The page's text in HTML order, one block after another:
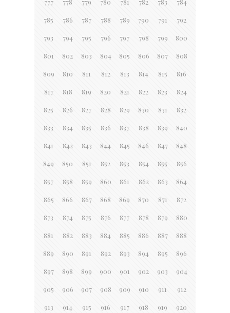
777 778 779 780 781 782 783 784
785 786 787 788 789 790 791 792
793 794 795 796 797 798 799 800
801 802 803 804 805 806 807 808
809 810 811 812 813 814 815 816
817 818 819 820 821 822 823 824
825 826 827 828 829 830 831 832
833 834 835 836 837 838 839 840
841 842 843 844 845 846 847 848
849 850 851 852 853 854 855 856
857 858 859 860 861 862 863 864
865 866 867 868 869 870 871 872
873 874 875 876 877 878 879 880
881 882 883 884 885 886 887 888
889 890 891 892 893 894 895 896
897 898 899 900 901 902 903 904
905 906 907 908 909 910 911 912
913 914 915 916 917 918 919 920